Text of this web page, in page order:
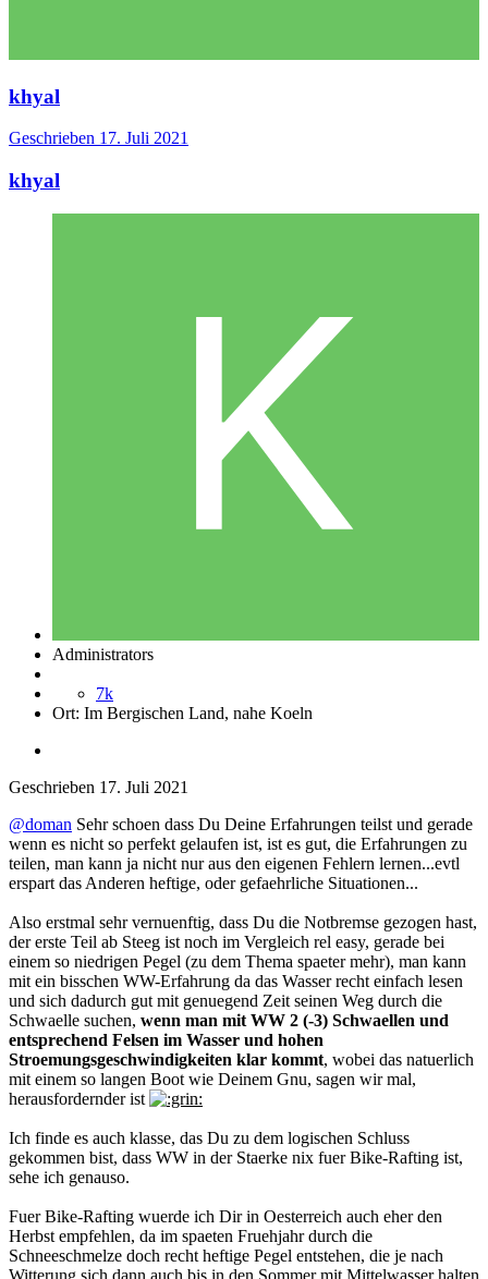
khyal
Geschrieben 17. Juli 2021
khyal
Administrators
7k
Ort: Im Bergischen Land, nahe Koeln
Geschrieben 17. Juli 2021
@doman Sehr schoen dass Du Deine Erfahrungen teilst und gerade
wenn es nicht so perfekt gelaufen ist, ist es gut, die Erfahrungen zu
teilen, man kann ja nicht nur aus den eigenen Fehlern lernen...evtl
erspart das Anderen heftige, oder gefaehrliche Situationen...
Also erstmal sehr vernuenftig, dass Du die Notbremse gezogen hast,
der erste Teil ab Steeg ist noch im Vergleich rel easy, gerade bei
einem so niedrigen Pegel (zu dem Thema spaeter mehr), man kann
mit ein bisschen WW-Erfahrung da das Wasser recht einfach lesen
und sich dadurch gut mit genuegend Zeit seinen Weg durch die
Schwaelle suchen, wenn man mit WW 2 (-3) Schwaellen und
entsprechend Felsen im Wasser und hohen
Stroemungsgeschwindigkeiten klar kommt, wobei das natuerlich
mit einem so langen Boot wie Deinem Gnu, sagen wir mal,
herausfordernder ist
Ich finde es auch klasse, das Du zu dem logischen Schluss
gekommen bist, dass WW in der Staerke nix fuer Bike-Rafting ist,
sehe ich genauso.
Fuer Bike-Rafting wuerde ich Dir in Oesterreich auch eher den
Herbst empfehlen, da im spaeten Fruehjahr durch die
Schneeschmelze doch recht heftige Pegel entstehen, die je nach
Witterung sich dann auch bis in den Sommer mit Mittelwasser halten